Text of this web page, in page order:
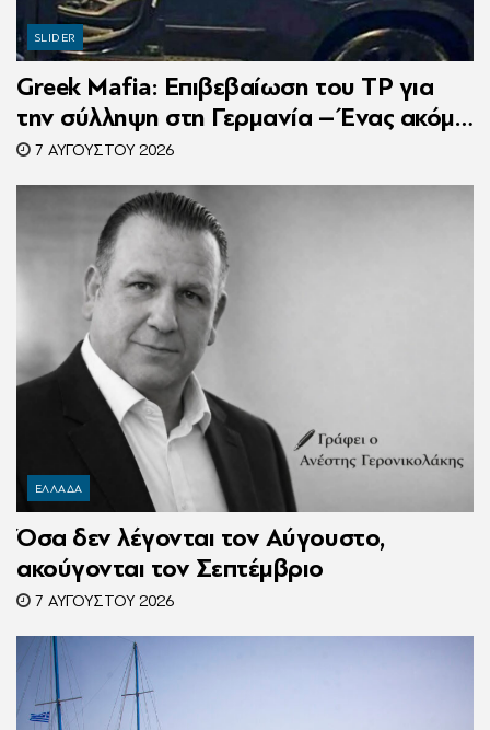
SLIDER
Greek Mafia: Επιβεβαίωση τoυ ΤP για
την σύλληψη στη Γερμανία – Ένας ακόμη
κατηγορούμενος για τον θάνατο του
Ζαμπούνη
7 ΑΥΓΟΎΣΤΟΥ 2026
ΕΛΛΑΔΑ
Όσα δεν λέγονται τον Αύγουστο,
ακούγονται τον Σεπτέμβριο
7 ΑΥΓΟΎΣΤΟΥ 2026